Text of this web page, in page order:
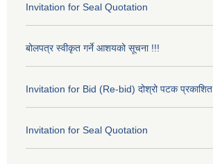
Invitation for Seal Quotation
बोलपत्र स्वीकृत गर्ने आशयको सूचना !!!
Invitation for Bid (Re-bid) दोश्रो पटक प्रकाशित
Invitation for Seal Quotation